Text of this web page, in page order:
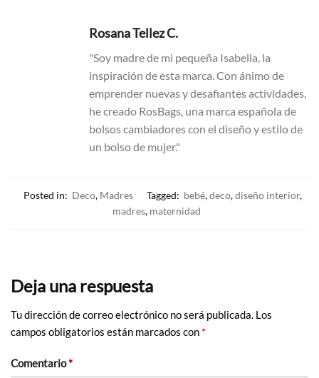
Rosana Tellez C.
"Soy madre de mi pequeña Isabella, la
inspiración de esta marca. Con ánimo de
emprender nuevas y desafiantes actividades,
he creado RosBags, una marca española de
bolsos cambiadores con el diseño y estilo de
un bolso de mujer."
Posted in: Deco, Madres Tagged: bebé,deco,diseño interior,
madres, maternidad
Deja una respuesta
Tu dirección de correo electrónico no será publicada. Los
campos obligatorios están marcados con *
Comentario*